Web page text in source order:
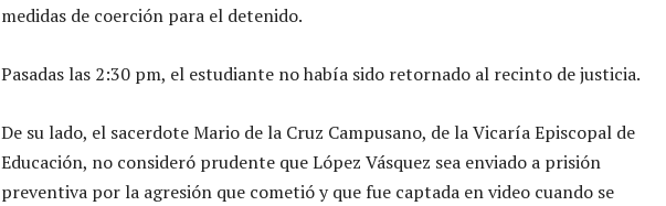
medidas de coerción para el detenido.
Pasadas las 2:30 pm, el estudiante no había sido retornado al recinto de justicia.
De su lado, el sacerdote Mario de la Cruz Campusano, de la Vicaría Episcopal de
Educación, no consideró prudente que López Vásquez sea enviado a prisión
preventiva por la agresión que cometió y que fue captada en video cuando se